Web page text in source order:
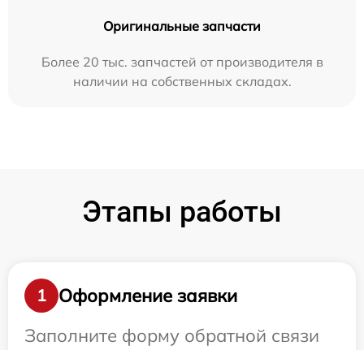
Оригинальные запчасти
Более 20 тыс. запчастей от производителя в
наличии на собственных складах.
Этапы работы
1
Оформление заявки
Заполните форму обратной связи